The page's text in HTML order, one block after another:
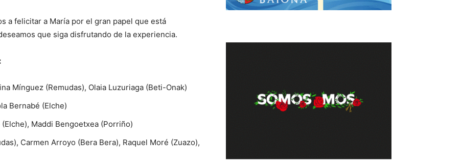
a felicitar a María por el gran papel que está
que siga disfrutando de la experiencia.
Mínguez (Remudas), Olaia Luzuriaga (Beti-Onak)
Bernabé (Elche)
Maddi Bengoetxea (Porriño)
Carmen Arroyo (Bera Bera), Raquel Moré (Zuazo),